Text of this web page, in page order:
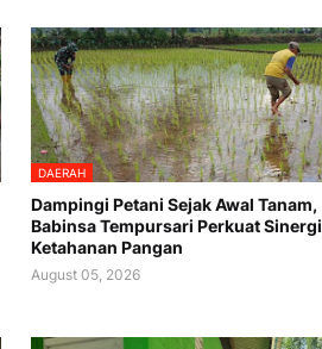
DAERAH
Dampingi Petani Sejak Awal Tanam,
Babinsa Tempursari Perkuat Sinergi
Ketahanan Pangan
August 05, 2026